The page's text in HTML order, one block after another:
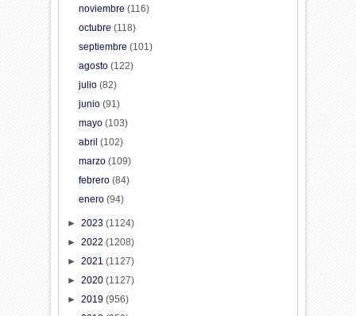
noviembre (116)
octubre (118)
septiembre (101)
agosto (122)
julio (82)
junio (91)
mayo (103)
abril (102)
marzo (109)
febrero (84)
enero (94)
►2023(1124)
►2022(1208)
►2021(1127)
►2020(1127)
►2019(956)